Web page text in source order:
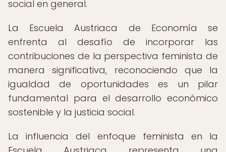
social en general.
La Escuela Austriaca de Economía se
enfrenta al desafío de incorporar las
contribuciones de la perspectiva feminista de
manera significativa, reconociendo que la
igualdad de oportunidades es un pilar
fundamental para el desarrollo económico
sostenible y la justicia social.
La influencia del enfoque feminista en la